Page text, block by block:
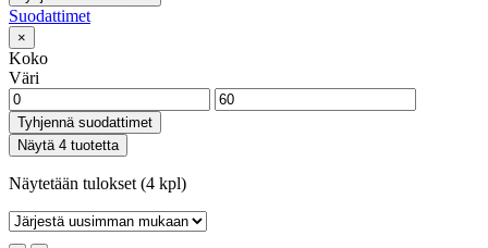
Suodattimet
×
Koko
Väri
Tyhjennä suodattimet
Näytä 4 tuotetta
Näytetään tulokset (4 kpl)